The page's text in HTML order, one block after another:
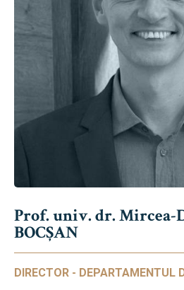
Prof. univ. dr. Mircea-
BOCȘAN
DIRECTOR - DEPARTAMENTUL